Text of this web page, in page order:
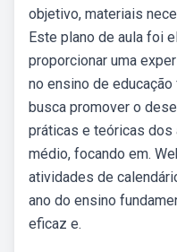
objetivo, materiais
Este plano de aula foi
proporcionar uma
no ensino de
busca promover o
práticas e teóricas dos
médio, focando em.
atividades de
ano do ensino
eficaz e.